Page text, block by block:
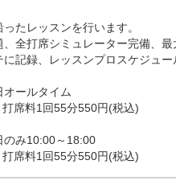
たレッスンを行います。
全打席シミュレーター完備、最
に記録、レッスンプロスケジュ
オールタイム
打席料1回55分550円(税込)
のみ10:00～18:00